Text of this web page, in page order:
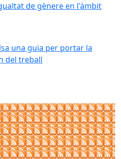
de gènere en l'àmbit
una guia per portar la igualtat